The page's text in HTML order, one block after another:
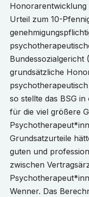
Urteil zum 10-
Bundessozialgericht
grundsätzliche
so stellte das BSG
für die viel größere
Grundsatzurteile
guten und
zwischen
Wenner. Das